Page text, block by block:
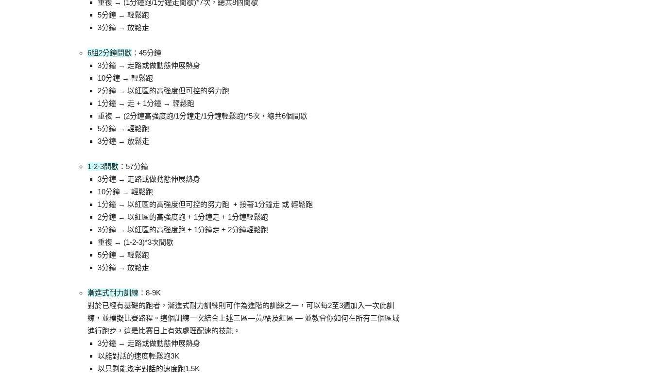
重複 → (1分鐘跑/1分鐘走間歇)*7次，總共8個間歇
5分鐘 → 輕鬆跑
3分鐘 → 放鬆走
6組2分鐘間歇 ：45分鐘
3分鐘 → 走路或做動態伸展熱身
10分鐘 → 輕鬆跑
2分鐘 → 以紅區的高強度但可控的努力跑
1分鐘 → 走 + 1分鐘 → 輕鬆跑
重複 → (2分鐘高強度跑/1分鐘走/1分鐘輕鬆跑)*5次，總共6個間歇
5分鐘 → 輕鬆跑
3分鐘 → 放鬆走
1-2-3間歇 ：57分鐘
3分鐘 → 走路或做動態伸展熱身
10分鐘 → 輕鬆跑
1分鐘 → 以紅區的高強度但可控的努力跑 + 接著1分鐘走 或 輕鬆跑
2分鐘 → 以紅區的高強度跑 + 1分鐘走 + 1分鐘輕鬆跑
3分鐘 → 以紅區的高強度跑 + 1分鐘走 + 2分鐘輕鬆跑
重複 → (1-2-3)*3次間歇
5分鐘 → 輕鬆跑
3分鐘 → 放鬆走
漸進式耐力訓練 ：8-9K
對於已經有基礎的跑者，漸進式耐力訓練則可作為進階的訓練之一，可以每2至3週加入一次此訓
練，並模擬比賽路程。這個訓練一次結合上述三區—黃/橘及紅區 — 並教會你如何在所有三個區域
進行跑步，這是比賽日上有效處理配速的技能。
3分鐘 → 走路或做動態伸展熱身
以能對話的速度輕鬆跑3K
以只剩能幾字對話的速度跑1.5K